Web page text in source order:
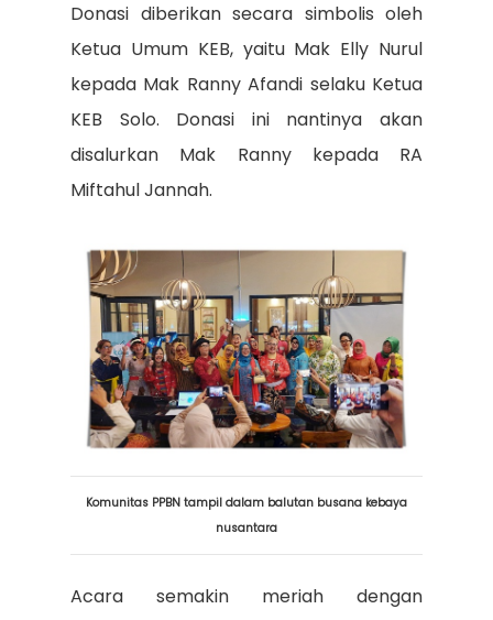
Donasi diberikan secara simbolis oleh
Ketua Umum KEB, yaitu Mak Elly Nurul
kepada Mak Ranny Afandi selaku Ketua
KEB Solo. Donasi ini nantinya akan
disalurkan Mak Ranny kepada RA
Miftahul Jannah.
Komunitas PPBN tampil dalam balutan busana kebaya
nusantara
Acara semakin meriah dengan